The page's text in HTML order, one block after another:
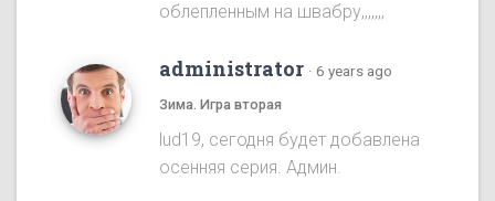
облепленным на швабру,,,,,,,
administrator · 6 years ago
Зима. Игра вторая
lud19, сегодня будет добавлена
осенняя серия. Админ.